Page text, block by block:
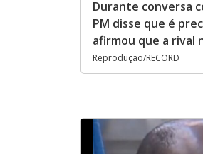
Durante conversa
PM disse que é
afirmou que a rival
Reprodução/RECORD